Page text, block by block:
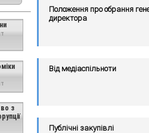
з
Положення про обрання
директора
Від медіаспільноти
Публічні закупівлі